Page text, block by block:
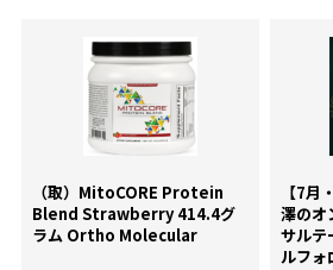
（取）MitoCORE Protein
Blend Strawberry 414.4グ
ラム Ortho Molecular
【7月
澤のオ
サルテ
ルフォ